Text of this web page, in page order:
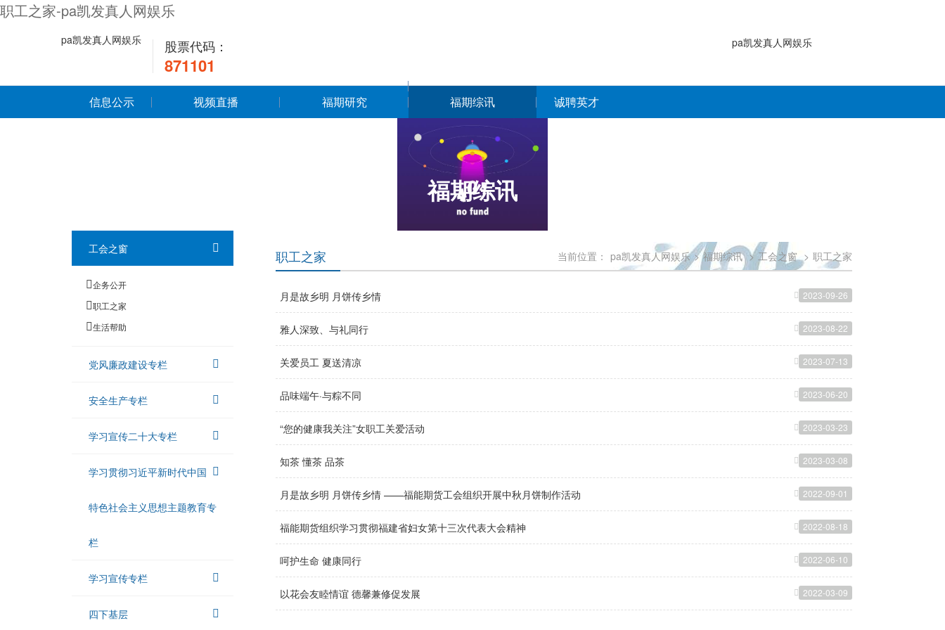
职工之家-pa凯发真人网娱乐
pa凯发真人网娱乐 股票代码：
871101
pa凯发真人网娱乐
信息公示 视频直播 福期研究 福期综讯 诚聘英才
福期综讯
工会之窗
企务公开
职工之家
生活帮助
党风廉政建设专栏
安全生产专栏
学习宣传二十大专栏
学习贯彻习近平新时代中国
特色社会主义思想主题教育专
栏
学习宣传专栏
四下基层
职工之家 当前位置： pa凯发真人网娱乐 > 福期综讯 > 工会之窗 > 职工之家
2023-09-26
月是故乡明 月饼传乡情
2023-08-22
雅人深致、与礼同行
2023-07-13
关爱员工 夏送清凉
2023-06-20
品味端午·与粽不同
2023-03-23
“您的健康我关注”女职工关爱活动
2023-03-08
知茶 懂茶 品茶
2022-09-01
月是故乡明 月饼传乡情 ——福能期货工会组织开展中秋月饼制作活动
2022-08-18
福能期货组织学习贯彻福建省妇女第十三次代表大会精神
2022-06-10
呵护生命 健康同行
2022-03-09
以花会友睦情谊 德馨兼修促发展